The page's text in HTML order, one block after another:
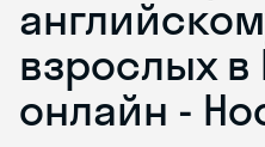
взрослых
онлайн -
Skyeng Chat